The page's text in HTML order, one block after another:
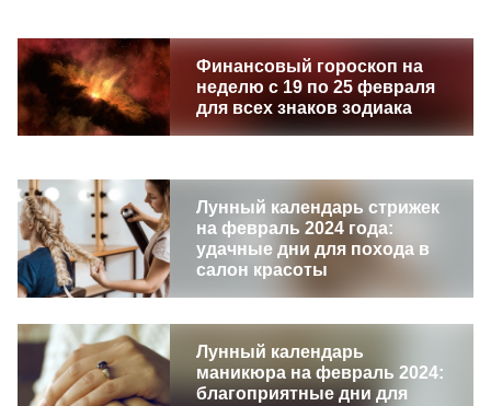
Финансовый гороскоп на
неделю с 19 по 25 февраля
для всех знаков зодиака
Лунный календарь стрижек
на февраль 2024 года:
удачные дни для похода в
салон красоты
Лунный календарь
маникюра на февраль 2024:
благоприятные дни для